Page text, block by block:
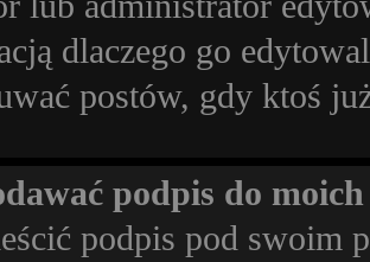
dlaczego go
postów, gdy ktoś
podpis do
podpis pod swoim